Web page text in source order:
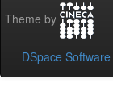
Theme by
DSpace Software